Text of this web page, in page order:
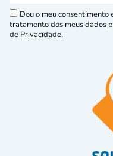
Dou o meu
tratamento dos meus dados
de Privacidade.